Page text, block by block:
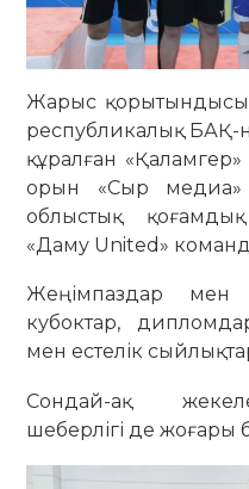
Жарыс қорытындысы
республикалық БАҚ-
құралған
орын «Сыр медиа»
облыстық
«Даму United»
Жеңімпаздар мен
кубоктар,
мен естелік
Сондай-ақ
шеберлігі де жоғары